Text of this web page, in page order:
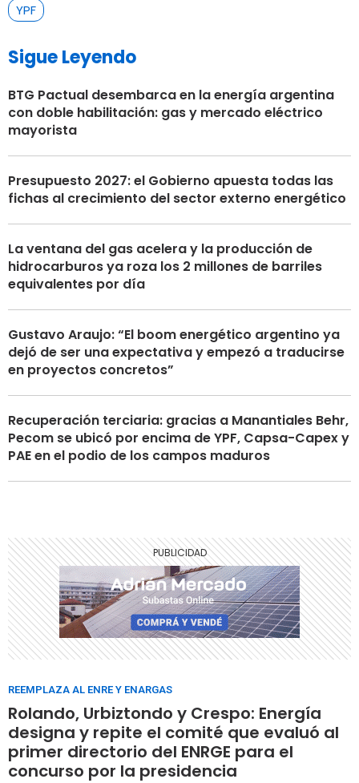
YPF
Sigue Leyendo
BTG Pactual desembarca en la energía argentina
con doble habilitación: gas y mercado eléctrico
mayorista
Presupuesto 2027: el Gobierno apuesta todas las
fichas al crecimiento del sector externo energético
La ventana del gas acelera y la producción de
hidrocarburos ya roza los 2 millones de barriles
equivalentes por día
Gustavo Araujo: “El boom energético argentino ya
dejó de ser una expectativa y empezó a traducirse
en proyectos concretos”
Recuperación terciaria: gracias a Manantiales Behr,
Pecom se ubicó por encima de YPF, Capsa-Capex y
PAE en el podio de los campos maduros
REEMPLAZA AL ENRE Y ENARGAS
Rolando, Urbiztondo y Crespo: Energía
designa y repite el comité que evaluó al
primer directorio del ENRGE para el
concurso por la presidencia